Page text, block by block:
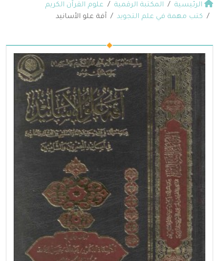
الرئيسية المكتبة الرقمية
علوم القرآن الكريم
كتب مهمة في علم التجويد
آفة علو الأسانيد